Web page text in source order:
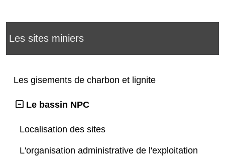
Les sites miniers
Les gisements de charbon et lignite
Le bassin NPC
Localisation des sites
L'organisation administrative de l'exploitation